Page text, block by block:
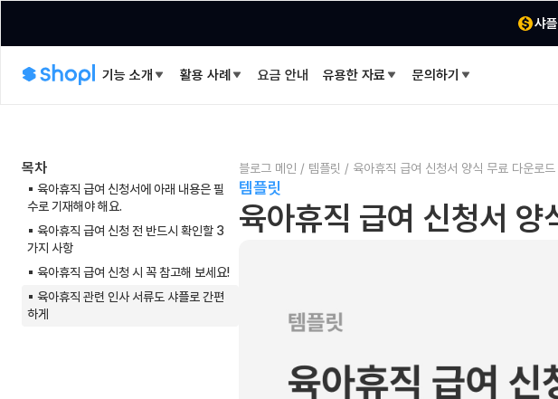
샤
기능 소개 활용 사례 요금 안내 유용한 자료 문의하기
목차
▪︎ 육아휴직 급여 신청서에 아래 내용은 필
수로 기재해야 해요.
▪︎ 육아휴직 급여 신청 전 반드시 확인할 3
가지 사항
▪︎ 육아휴직 급여 신청 시 꼭 참고해 보세요!
▪︎ 육아휴직 관련 인사 서류도 샤플로 간편
하게
블로그 메인 / 템플릿 / 육아휴직 급여 신청서 양식 무료 다운로드
템플릿
육아휴직 급여 신청서 양